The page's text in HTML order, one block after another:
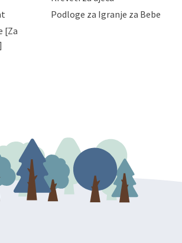
aktivnosti obrade Vaših osobnih
privole možete podnijeti poštom na
adresu ili e-mailom na adresu:
Podloge za Igranje za Bebe
[Za